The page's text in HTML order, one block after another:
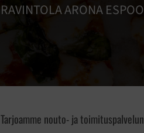
RAVINTOLA ARONA ESPOO
Tarjoamme nouto- ja toimituspalvelun